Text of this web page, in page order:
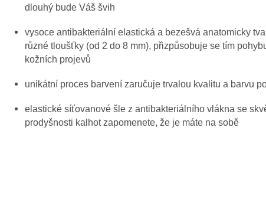
dlouhý bude Váš švih
vysoce antibakteriální elastická a bezešvá anatomicky
různé tloušťky (od 2 do 8 mm), přizpůsobuje se tím
kožních projevů
unikátní proces barvení zaručuje trvalou kvalitu a barvu
elastické síťovanové šle z antibakteriálního vlákna se
prodyšnosti kalhot zapomenete, že je máte na sobě